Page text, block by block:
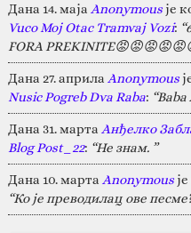
Дана 14. маја Anonymousје
Vuco Moj Otac Tramvaj Vozi:
FORA
Дана 27. априла Anonymous
Nusic Pogreb Dva Raba:
Дана 31. марта Анђелко
Blog Post_22: “Не знам. ”
Дана 10. марта Anonymous
“Ко је преводилац ове